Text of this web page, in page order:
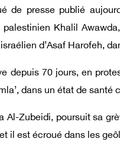
de presse publié
Khalil
d’Asaf Harofeh,
depuis 70 jours, en
dans un état de santé
Al-Zubeidi, poursuit sa
il est écroué dans les